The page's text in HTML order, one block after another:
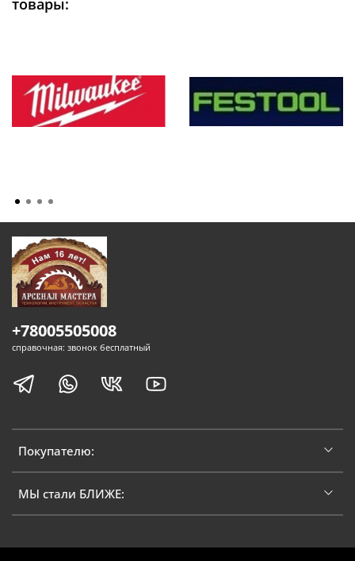
Покупателю:
МЫ стали БЛИЖЕ:
+78005505008
справочная: звонок бесплатный